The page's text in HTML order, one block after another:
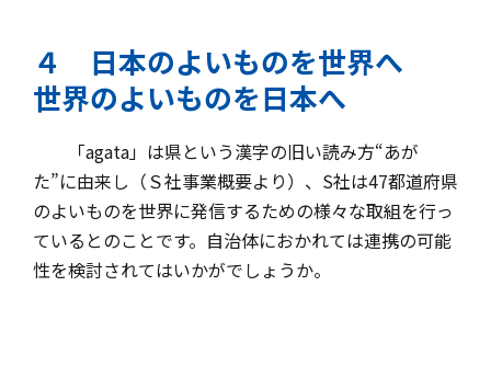
４ 日本のよいものを世界へ
世界のよいものを日本へ
「agata」は県という漢字の旧い読み方“あが
た”に由来し（Ｓ社事業概要より）、S社は47都道府県
のよいものを世界に発信するための様々な取組を行っ
ているとのことです。自治体におかれては連携の可能
性を検討されてはいかがでしょうか。